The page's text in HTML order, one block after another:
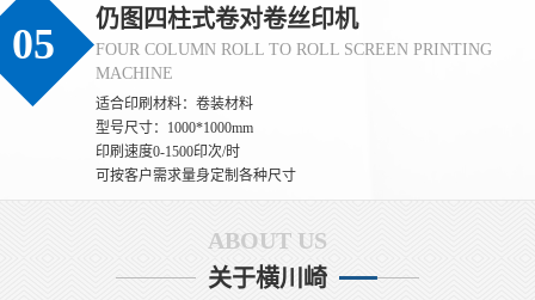
05
仍图四柱式卷对卷丝印机
FOUR COLUMN ROLL TO ROLL SCREEN PRINTING
MACHINE
适合印刷材料：卷装材料
型号尺寸：1000*1000mm
印刷速度0-1500印次/时
可按客户需求量身定制各种尺寸
ABOUT US
关于横川崎
础 1. **防伪油墨的批次化管控** - 同一批次标签必须使用**同一供
应商、同一生产批次**的防伪油墨（如光变油
(仍图)丝印过程中如何保证防伪标签的一致
(仍图) 保证丝印防伪标签一致性的核心，是**消除全流程变量**，
通过标准化材料、固定设备参数、统一操作规范和量化检测，实现
同批次乃至不同批次标签在外观、尺寸、防伪效果上的统一。 一、
源头控稳：材料与网版的一致性基础 1. **材料批次化管理** - 同一
纸），避免不同批次基材厚度、平整度差异
(仍图)丝印过程中如何保证防伪标签的质量